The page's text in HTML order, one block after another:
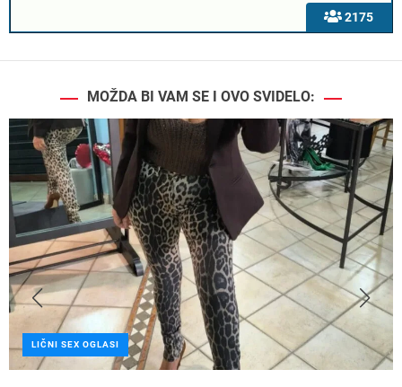
2175
MOŽDA BI VAM SE I OVO SVIDELO:
LIČNI SEX OGLASI